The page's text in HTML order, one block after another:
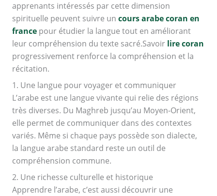
apprenants intéressés par cette dimension
spirituelle peuvent suivre un cours arabe coran en
francepour étudier la langue tout en améliorant
leur compréhension du texte sacré.Savoir lire coran
progressivement renforce la compréhension et la
récitation.
1. Une langue pour voyager et communiquer
L’arabe est une langue vivante qui relie des régions
très diverses. Du Maghreb jusqu’au Moyen-Orient,
elle permet de communiquer dans des contextes
variés. Même si chaque pays possède son dialecte,
la langue arabe standard reste un outil de
compréhension commune.
2. Une richesse culturelle et historique
Apprendre l’arabe, c’est aussi découvrir une